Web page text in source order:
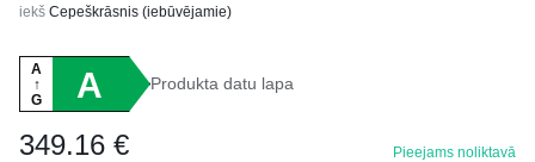
iekš Cepeškrāsnis (iebūvējamie)
A
↑
G
A Produkta datu lapa
349.16 € Pieejams noliktavā